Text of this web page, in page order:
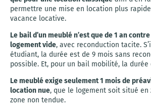
permettre une mise en location plus
vacance locative.
Le bail d’un meublé n’est que de 1 an
logement vide, avec reconduction tacite.
étudiant, la durée est de 9 mois sans
possible. Et, pour un bail mobilité, la durée
Le meublé exige seulement 1 mois de
location nue, que le logement soit situé en
zone non tendue.